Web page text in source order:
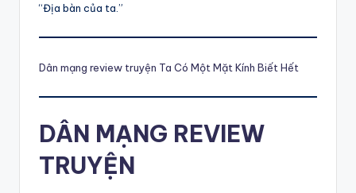
“Địa bàn của ta.”
Dân mạng review truyện Ta Có Một Mặt Kính Biết Hết
DÂN MẠNG REVIEW
TRUYỆN